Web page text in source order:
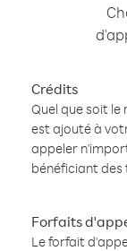
Crédits
Quel que soit
est ajouté à
appeler
bénéficiant
Forfaits
Le forfait